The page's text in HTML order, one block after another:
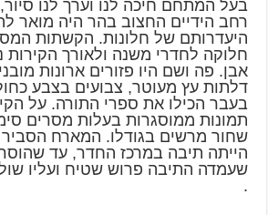
בעל המתחם חיכה לנו וערך לנו
רחב הידיים החצוב בהר היה מואר
היעדרותם של חלונות. הקשתות
חלוקה לחדרי משנה ולאורך הקירות
אבן. פה ושם היו פזורים ארונות
דלתות עץ מעוטר, צבועים בצבע כחול
בעבר הכילו את ספרי התורה. על
תמונות ממוסגרות בעלות מסרים
שחור מרשים בגודלו. המארח הסביר
הייתה תיבה במרכז החדר, עד
שעמדה התיבה פרוש שטיח ועליו
.